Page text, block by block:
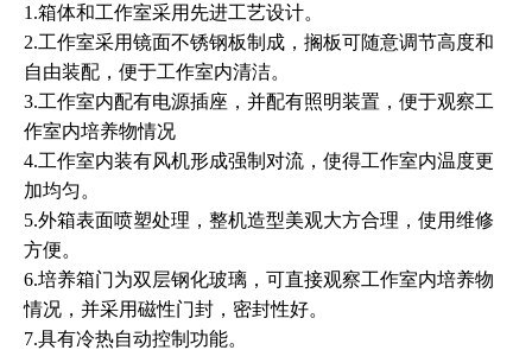
1.箱体和工作室采用先进工艺设计。
2.工作室采用镜面不锈钢板制成，搁板可随意调节高度和
自由装配，便于工作室内清洁。
3.工作室内配有电源插座，并配有照明装置，便于观察工
作室内培养物情况
4.工作室内装有风机形成强制对流，使得工作室内温度更
加均匀。
5.外箱表面喷塑处理，整机造型美观大方合理，使用维修
方便。
6.培养箱门为双层钢化玻璃，可直接观察工作室内培养物
情况，并采用磁性门封，密封性好。
7.具有冷热自动控制功能。